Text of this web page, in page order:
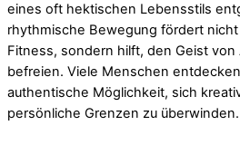
eines oft hektischen Lebensstils
rhythmische Bewegung fördert
Fitness, sondern hilft, den Geist
befreien. Viele Menschen
authentische Möglichkeit, sich
persönliche Grenzen zu